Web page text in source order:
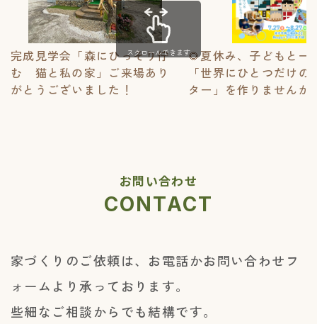
完成見学会「森にひっそり佇
む 猫と私の家」ご来場あり
がとうございました！
🌻夏休み、子どもと一
「世界にひとつだけの
ター」を作りませんか
スクロールできます
お問い合わせ
CONTACT
家づくりのご依頼は、お電話かお問い合わせフ
ォームより承っております。
些細なご相談からでも結構です。